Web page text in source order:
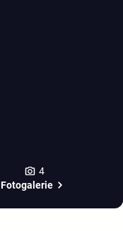
4
Fotogalerie